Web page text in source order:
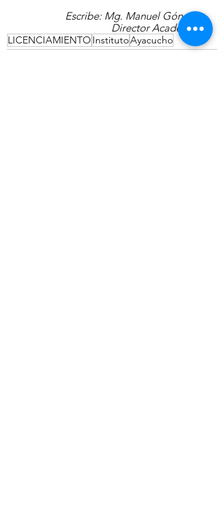
Escribe: Mg. Manuel Góngora
Director Académico
LICENCIAMIENTO InstitutoAyacucho